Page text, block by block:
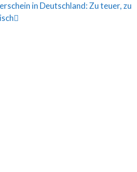
in Deutschland: Zu teuer, zu